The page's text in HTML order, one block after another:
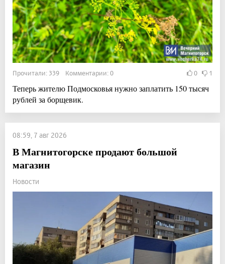
Прочитали: 339 Комментарии: 0 0 1
Теперь жителю Подмосковья нужно заплатить 150 тысяч
рублей за борщевик.
08:59, 7 авг 2026
В Магнитогорске продают большой
магазин
Новости